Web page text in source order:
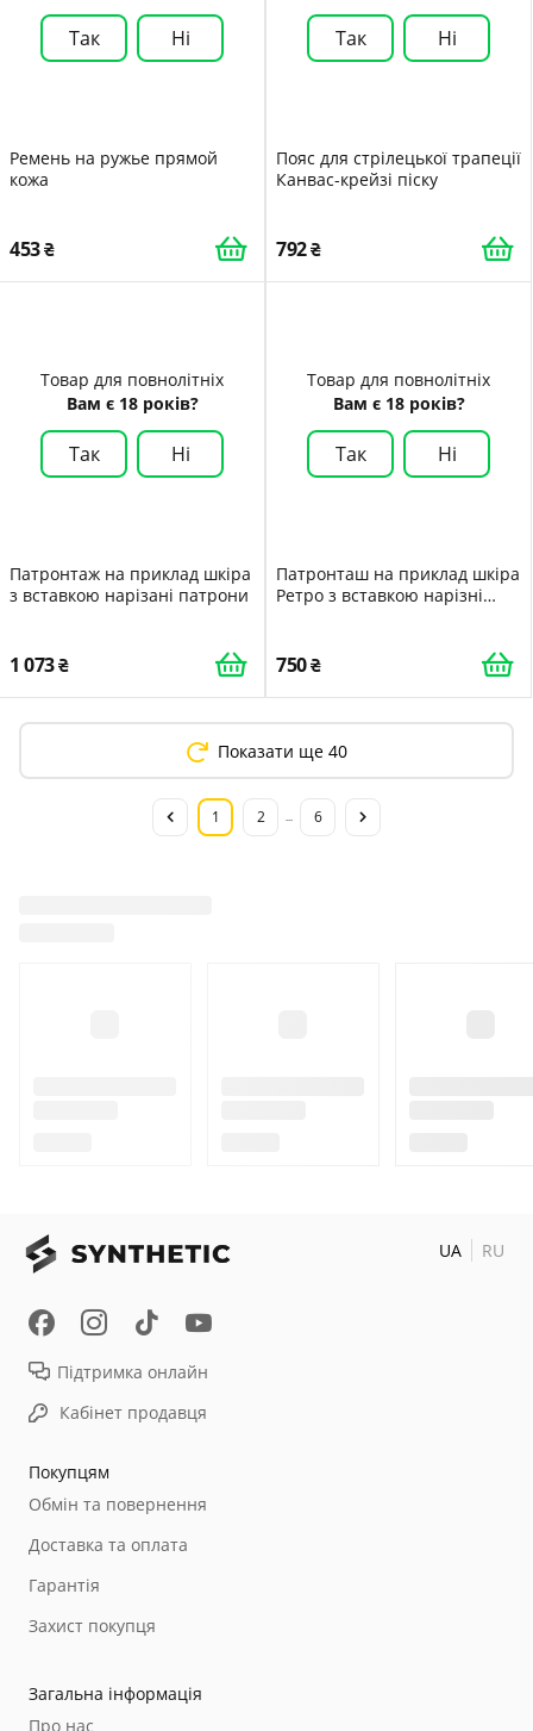
Так Ні
Ремень на ружье прямой
кожа
453
Так Ні
Пояс для стрілецької трапеції
Канвас-крейзі піску
792
Товар для повнолітніх
Вам є 18 років?
Так Ні
Патронтаж на приклад шкіра
з вставкою нарізані патрони
1 073
Товар для повнолітніх
Вам є 18 років?
Так Ні
Патронташ на приклад шкіра
Ретро з вставкою нарізні
750
Показати ще 40
1 2 6
Покупцям
Обмін та повернення
Доставка та оплата
Гарантія
Захист покупця
Загальна інформація
Про нас
Підтримка онлайн
Кабінет продавця
UA RU